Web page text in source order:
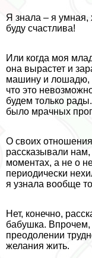
Я знала – я умная,
буду счастлива!
Или когда моя
она вырастет и
машину и лошадю,
что это
будем только
было мрачных
О своих
рассказывали
моментах, а не о
периодически
я узнала вообще
Нет, конечно,
бабушка. Впрочем,
преодолении
желания жить.